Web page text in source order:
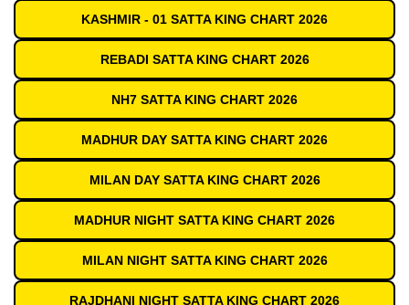
KASHMIR - 01 SATTA KING CHART 2026
REBADI SATTA KING CHART 2026
NH7 SATTA KING CHART 2026
MADHUR DAY SATTA KING CHART 2026
MILAN DAY SATTA KING CHART 2026
MADHUR NIGHT SATTA KING CHART 2026
MILAN NIGHT SATTA KING CHART 2026
RAJDHANI NIGHT SATTA KING CHART 2026